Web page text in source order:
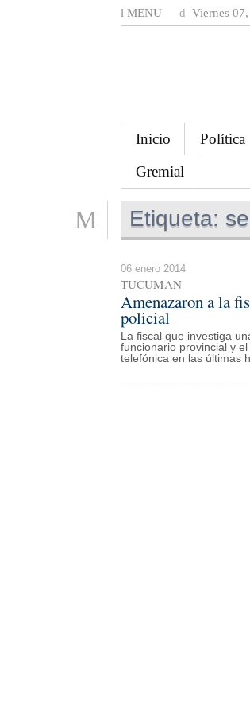
MENU Viernes
Inicio Política
Gremial
Etiqueta:
06 enero 2014
TUCUMAN
Amenazaron a la
policial
La fiscal que investiga
funcionario provincial y
telefónica en las últimas